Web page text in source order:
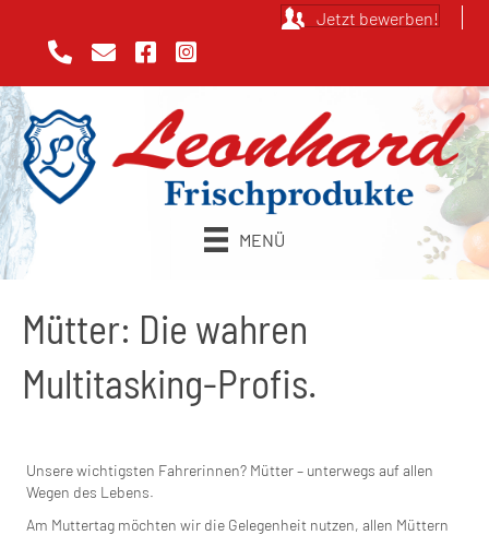
Jetzt bewerben!
MENÜ
Mütter: Die wahren
Multitasking-Profis.
Unsere wichtigsten Fahrerinnen? Mütter – unterwegs auf allen
Wegen des Lebens.
Am Muttertag möchten wir die Gelegenheit nutzen, allen Müttern